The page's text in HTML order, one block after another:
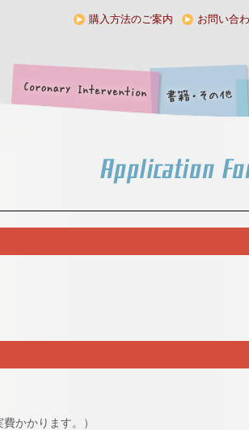
購入方法のご案内 お問い合
かかります。）